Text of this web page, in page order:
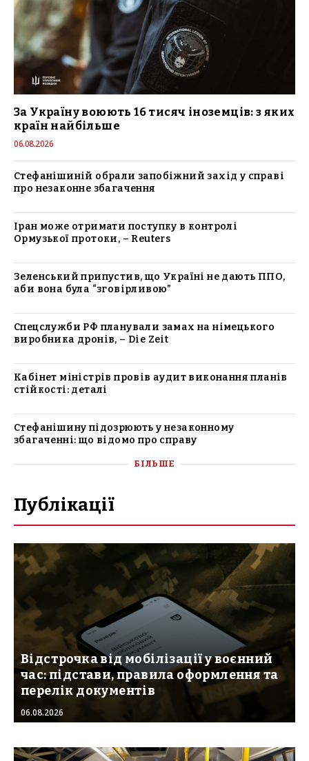
За Україну воюють 16 тисяч іноземців: з яких
країн найбільше
06.08.2026
Стефанішиній обрали запобіжний захід у справі
про незаконне збагачення
Іран може отримати поступку в контролі
Ормузької протоки, – Reuters
Зеленський припустив, що Україні не дають ППО,
аби вона була “зговірливою”
Спецслужби РФ планували замах на німецького
виробника дронів, – Die Zeit
Кабінет міністрів провів аудит виконання планів
стійкості: деталі
Стефанішину підозрюють у незаконному
збагаченні: що відомо про справу
БІЛЬШЕ
Публікації
Відстрочка від мобілізації у воєнний
час: підстави, правила оформлення та
перелік документів
06.08.2026